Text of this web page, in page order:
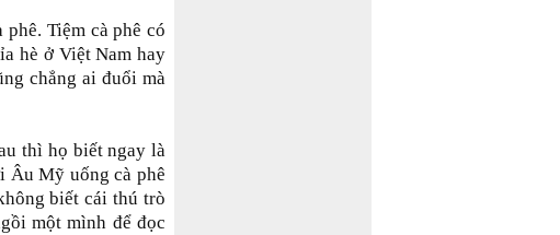
Tiệm cà phê có
hè ở Việt Nam hay
chẳng ai đuổi mà
thì họ biết ngay là
Âu Mỹ uống cà phê
biết cái thú trò
một mình để đọc